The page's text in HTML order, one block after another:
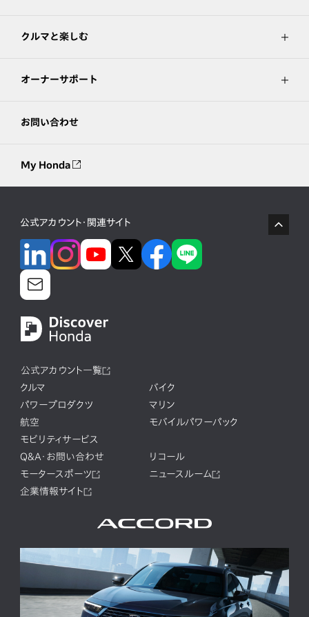
クルマと楽しむ
オーナーサポート
お問い合わせ
My Honda
公式アカウント・関連サイト
公式アカウント一覧
クルマ
バイク
パワープロダクツ
マリン
航空
モバイルパワーパック
モビリティサービス
Q&A・お問い合わせ
リコール
モータースポーツ
ニュースルーム
企業情報サイト